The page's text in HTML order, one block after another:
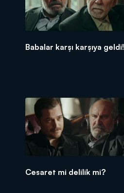
Babalar karşı karşıya geldi!
Cesaret mi delilik mi?